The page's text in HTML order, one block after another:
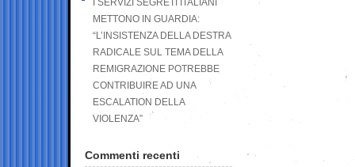
I SERVIZI SEGRETI ITALIANI
METTONO IN GUARDIA:
“L’INSISTENZA DELLA DESTRA
RADICALE SUL TEMA DELLA
REMIGRAZIONE POTREBBE
CONTRIBUIRE AD UNA
ESCALATION DELLA
VIOLENZA”
Commenti recenti